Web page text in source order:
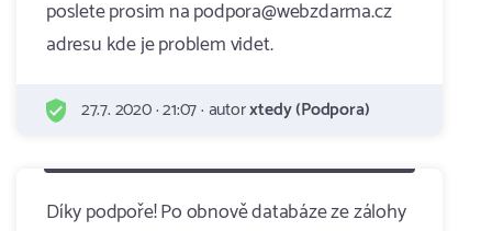
poslete prosim na podpora@webzdarma.cz
adresu kde je problem videt.
27.7. 2020 · 21:07 · autorxtedy (Podpora)
Díky podpoře! Po obnově databáze ze zálohy